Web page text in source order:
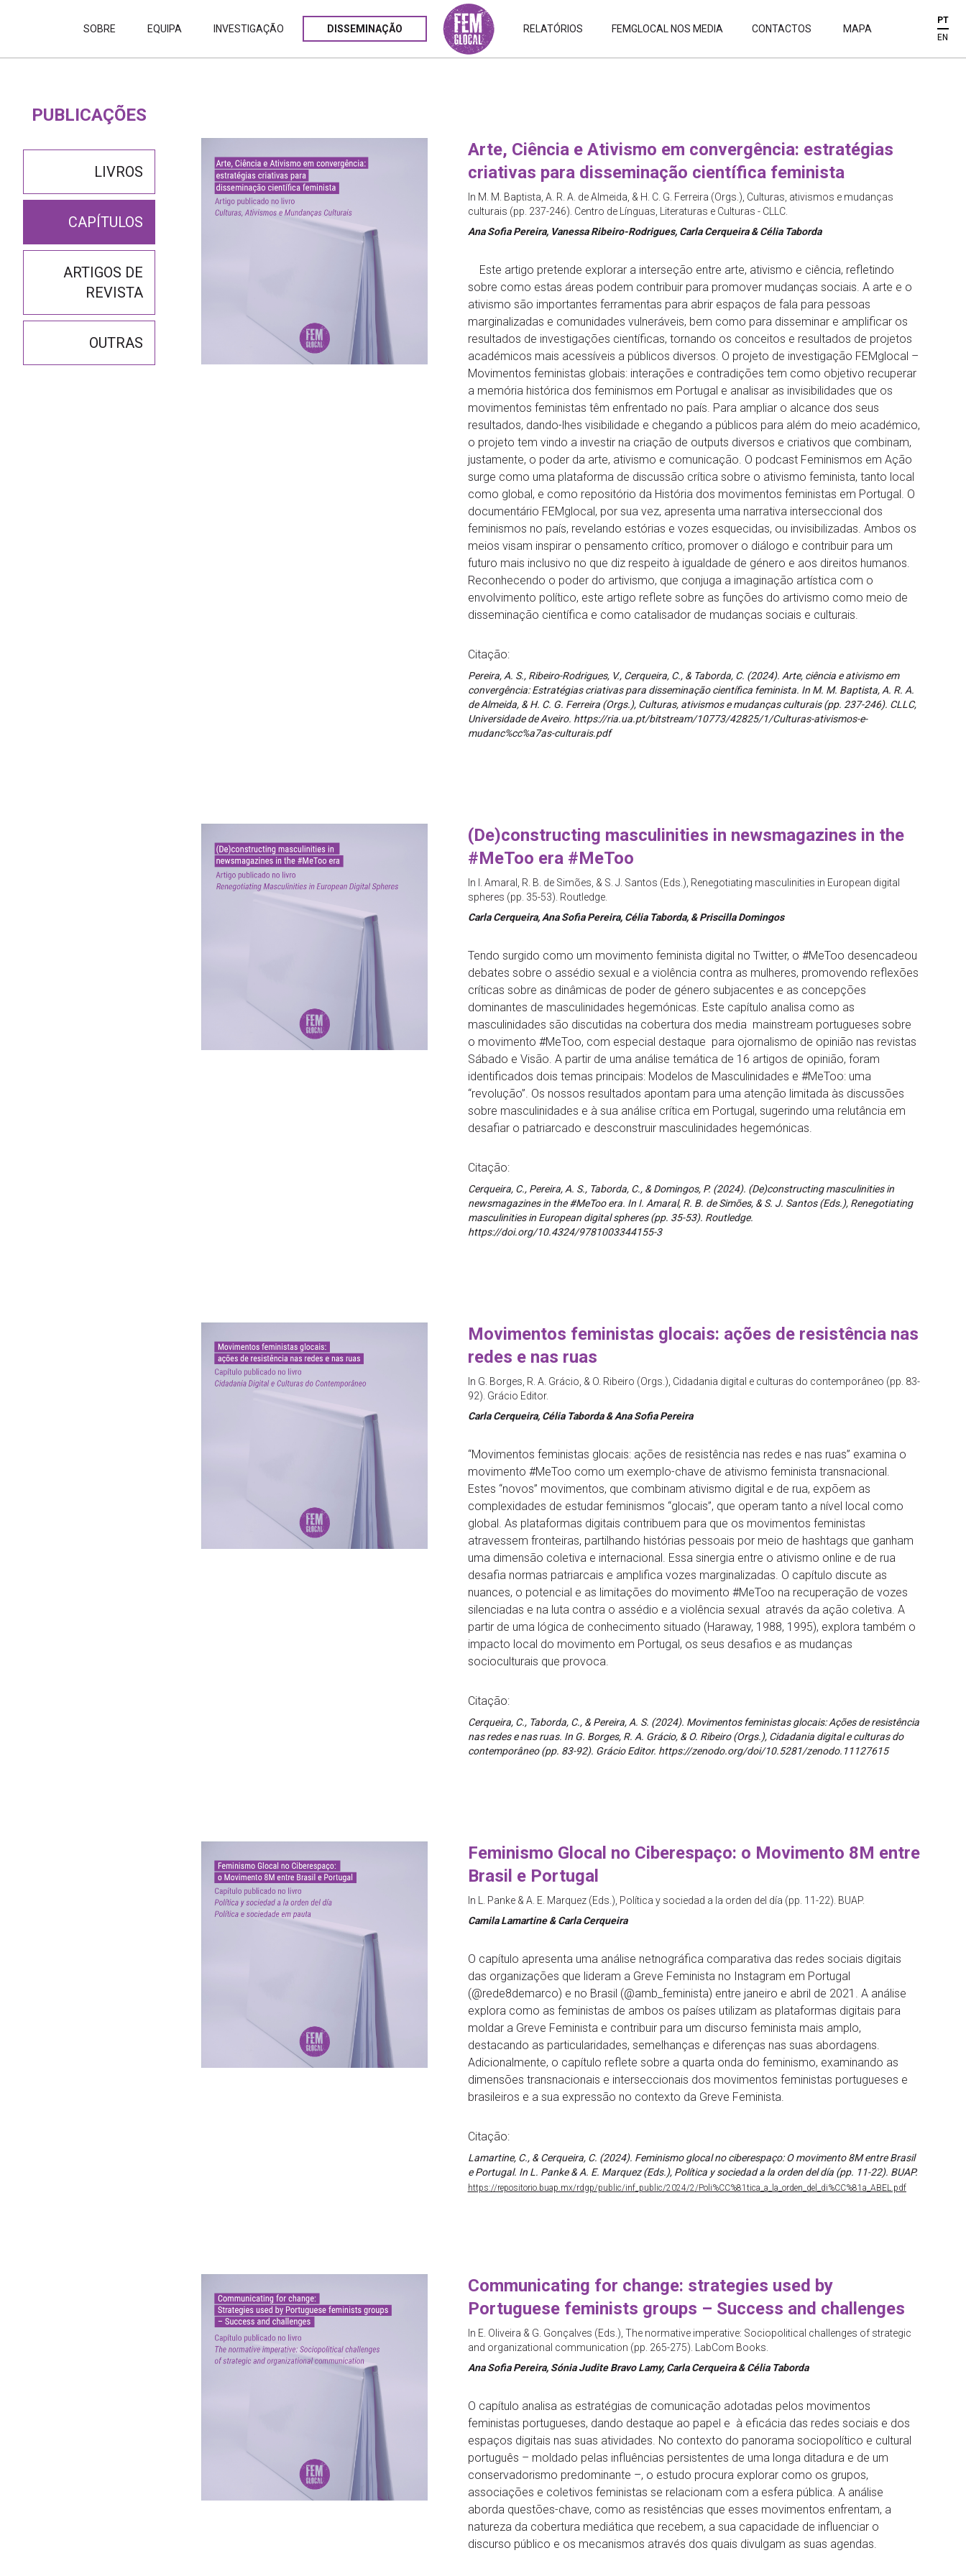
SOBRE EQUIPA INVESTIGAÇÃO DISSEMINAÇÃO RELATÓRIOS FEMGLOCAL NOS MEDIA CONTACTOS MAPA
PT
EN
PUBLICAÇÕES
LIVROS
CAPÍTULOS
ARTIGOS DE
REVISTA
OUTRAS
Arte, Ciência e Ativismo em convergência: estratégias
criativas para disseminação científica feminista
In M. M. Baptista, A. R. A. de Almeida, & H. C. G. Ferreira (Orgs.), Culturas, ativismos e mudanças
culturais (pp. 237-246). Centro de Línguas, Literaturas e Culturas - CLLC.
Ana Sofia Pereira, Vanessa Ribeiro-Rodrigues, Carla Cerqueira & Célia Taborda
Este artigo pretende explorar a interseção entre arte, ativismo e ciência, refletindo
sobre como estas áreas podem contribuir para promover mudanças sociais. A arte e o
ativismo são importantes ferramentas para abrir espaços de fala para pessoas
marginalizadas e comunidades vulneráveis, bem como para disseminar e amplificar os
resultados de investigações científicas, tornando os conceitos e resultados de projetos
académicos mais acessíveis a públicos diversos. O projeto de investigação FEMglocal –
Movimentos feministas globais: interações e contradições tem como objetivo recuperar
a memória histórica dos feminismos em Portugal e analisar as invisibilidades que os
movimentos feministas têm enfrentado no país. Para ampliar o alcance dos seus
resultados, dando-lhes visibilidade e chegando a públicos para além do meio académico,
o projeto tem vindo a investir na criação de outputs diversos e criativos que combinam,
justamente, o poder da arte, ativismo e comunicação. O podcast Feminismos em Ação
surge como uma plataforma de discussão crítica sobre o ativismo feminista, tanto local
como global, e como repositório da História dos movimentos feministas em Portugal. O
documentário FEMglocal, por sua vez, apresenta uma narrativa interseccional dos
feminismos no país, revelando estórias e vozes esquecidas, ou invisibilizadas. Ambos os
meios visam inspirar o pensamento crítico, promover o diálogo e contribuir para um
futuro mais inclusivo no que diz respeito à igualdade de género e aos direitos humanos.
Reconhecendo o poder do artivismo, que conjuga a imaginação artística com o
envolvimento político, este artigo reflete sobre as funções do artivismo como meio de
disseminação científica e como catalisador de mudanças sociais e culturais.
Citação:
Pereira, A. S., Ribeiro-Rodrigues, V., Cerqueira, C., & Taborda, C. (2024). Arte, ciência e ativismo em
convergência: Estratégias criativas para disseminação científica feminista. In M. M. Baptista, A. R. A.
de Almeida, & H. C. G. Ferreira (Orgs.), Culturas, ativismos e mudanças culturais (pp. 237-246). CLLC,
Universidade de Aveiro. https://ria.ua.pt/bitstream/10773/42825/1/Culturas-ativismos-e-
mudanc%cc%a7as-culturais.pdf
(De)constructing masculinities in newsmagazines in the
#MeToo era #MeToo
In I. Amaral, R. B. de Simões, & S. J. Santos (Eds.), Renegotiating masculinities in European digital
spheres (pp. 35-53). Routledge.
Carla Cerqueira, Ana Sofia Pereira, Célia Taborda, & Priscilla Domingos
Tendo surgido como um movimento feminista digital no Twitter, o #MeToo desencadeou
debates sobre o assédio sexual e a violência contra as mulheres, promovendo reflexões
críticas sobre as dinâmicas de poder de género subjacentes e as concepções
dominantes de masculinidades hegemónicas. Este capítulo analisa como as
masculinidades são discutidas na cobertura dos media mainstream portugueses sobre
o movimento #MeToo, com especial destaque para ojornalismo de opinião nas revistas
Sábado e Visão. A partir de uma análise temática de 16 artigos de opinião, foram
identificados dois temas principais: Modelos de Masculinidades e #MeToo: uma
“revolução”. Os nossos resultados apontam para uma atenção limitada às discussões
sobre masculinidades e à sua análise crítica em Portugal, sugerindo uma relutância em
desafiar o patriarcado e desconstruir masculinidades hegemónicas.
Citação:
Cerqueira, C., Pereira, A. S., Taborda, C., & Domingos, P. (2024). (De)constructing masculinities in
newsmagazines in the #MeToo era. In I. Amaral, R. B. de Simões, & S. J. Santos (Eds.), Renegotiating
masculinities in European digital spheres (pp. 35-53). Routledge.
https://doi.org/10.4324/9781003344155-3
Movimentos feministas glocais: ações de resistência nas
redes e nas ruas
In G. Borges, R. A. Grácio, & O. Ribeiro (Orgs.), Cidadania digital e culturas do contemporâneo (pp. 83-
92). Grácio Editor.
Carla Cerqueira, Célia Taborda & Ana Sofia Pereira
“Movimentos feministas glocais: ações de resistência nas redes e nas ruas” examina o
movimento #MeToo como um exemplo-chave de ativismo feminista transnacional.
Estes “novos” movimentos, que combinam ativismo digital e de rua, expõem as
complexidades de estudar feminismos “glocais”, que operam tanto a nível local como
global. As plataformas digitais contribuem para que os movimentos feministas
atravessem fronteiras, partilhando histórias pessoais por meio de hashtags que ganham
uma dimensão coletiva e internacional. Essa sinergia entre o ativismo online e de rua
desafia normas patriarcais e amplifica vozes marginalizadas. O capítulo discute as
nuances, o potencial e as limitações do movimento #MeToo na recuperação de vozes
silenciadas e na luta contra o assédio e a violência sexual através da ação coletiva. A
partir de uma lógica de conhecimento situado (Haraway, 1988, 1995), explora também o
impacto local do movimento em Portugal, os seus desafios e as mudanças
socioculturais que provoca.
Citação:
Cerqueira, C., Taborda, C., & Pereira, A. S. (2024). Movimentos feministas glocais: Ações de resistência
nas redes e nas ruas. In G. Borges, R. A. Grácio, & O. Ribeiro (Orgs.), Cidadania digital e culturas do
contemporâneo (pp. 83-92). Grácio Editor. https://zenodo.org/doi/10.5281/zenodo.11127615
Feminismo Glocal no Ciberespaço: o Movimento 8M entre
Brasil e Portugal
In L. Panke & A. E. Marquez (Eds.), Política y sociedad a la orden del día (pp. 11-22). BUAP.
Camila Lamartine & Carla Cerqueira
O capítulo apresenta uma análise netnográfica comparativa das redes sociais digitais
das organizações que lideram a Greve Feminista no Instagram em Portugal
(@rede8demarco) e no Brasil (@amb_feminista) entre janeiro e abril de 2021. A análise
explora como as feministas de ambos os países utilizam as plataformas digitais para
moldar a Greve Feminista e contribuir para um discurso feminista mais amplo,
destacando as particularidades, semelhanças e diferenças nas suas abordagens.
Adicionalmente, o capítulo reflete sobre a quarta onda do feminismo, examinando as
dimensões transnacionais e interseccionais dos movimentos feministas portugueses e
brasileiros e a sua expressão no contexto da Greve Feminista.
Citação:
Lamartine, C., & Cerqueira, C. (2024). Feminismo glocal no ciberespaço: O movimento 8M entre Brasil
e Portugal. In L. Panke & A. E. Marquez (Eds.), Política y sociedad a la orden del día (pp. 11-22). BUAP.
https://repositorio.buap.mx/rdgp/public/inf_public/2024/2/Poli%CC%81tica_a_la_orden_del_di%CC%81a_ABEL.pdf
Communicating for change: strategies used by
Portuguese feminists groups – Success and challenges
In E. Oliveira & G. Gonçalves (Eds.), The normative imperative: Sociopolitical challenges of strategic
and organizational communication (pp. 265-275). LabCom Books.
Ana Sofia Pereira, Sónia Judite Bravo Lamy, Carla Cerqueira & Célia Taborda
O capítulo analisa as estratégias de comunicação adotadas pelos movimentos
feministas portugueses, dando destaque ao papel e à eficácia das redes sociais e dos
espaços digitais nas suas atividades. No contexto do panorama sociopolítico e cultural
português – moldado pelas influências persistentes de uma longa ditadura e de um
conservadorismo predominante –, o estudo procura explorar como os grupos,
associações e coletivos feministas se relacionam com a esfera pública. A análise
aborda questões-chave, como as resistências que esses movimentos enfrentam, a
natureza da cobertura mediática que recebem, a sua capacidade de influenciar o
discurso público e os mecanismos através dos quais divulgam as suas agendas.